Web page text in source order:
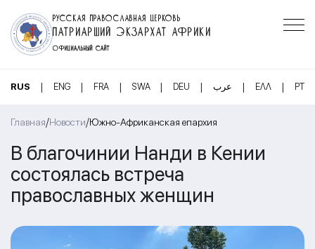
РУССКАЯ ПРАВОСЛАВНАЯ ЦЕРКОВЬ
ПАТРИАРШИЙ ЭКЗАРХАТ АФРИКИ
ОФИЦИАЛЬНЫЙ САЙТ
RUS | ENG | FRA | SWA | DEU | عرب | ΕΛΛ | PT
Главная/Новости/Южно-Африканская епархия
В благочинии Нанди в Кении
состоялась встреча
православных женщин